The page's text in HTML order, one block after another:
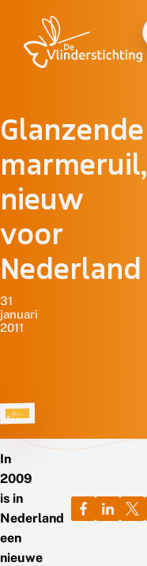
Glanzende
marmeruil,
nieuw
voor
Nederland
31
januari
2011
In
2009
is in
Nederland
een
nieuwe